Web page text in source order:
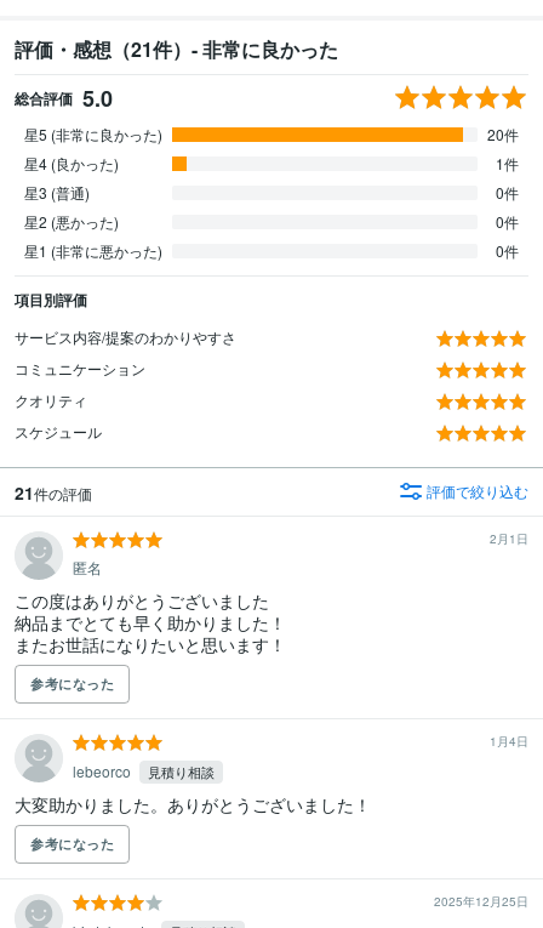
評価・感想（21件）- 非常に良かった
総合評価 5.0
星5 (非常に良かった)
20件
星4 (良かった)
1件
星3 (普通)
0件
星2 (悪かった)
0件
星1 (非常に悪かった)
0件
項目別評価
サービス内容/提案のわかりやすさ
コミュニケーション
クオリティ
スケジュール
21件の評価 評価で絞り込む
2月1日
匿名
この度はありがとうございました
納品までとても早く助かりました！
またお世話になりたいと思います！
参考になった
1月4日
lebeorco 見積り相談
大変助かりました。ありがとうございました！
参考になった
2025年12月25日